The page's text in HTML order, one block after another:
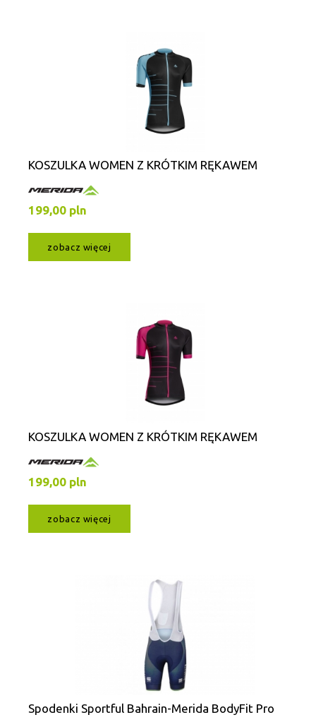
KOSZULKA WOMEN Z KRÓTKIM RĘKAWEM
199,00 pln
zobacz więcej
KOSZULKA WOMEN Z KRÓTKIM RĘKAWEM
199,00 pln
zobacz więcej
Spodenki Sportful Bahrain-Merida BodyFit Pro